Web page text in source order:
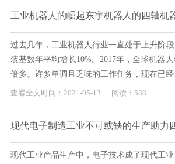
工业机器人的崛起东宇机器人的四轴机
过去几年，工业机器人行业一直处于上升阶
装基数年平均增长10%。2017年，全球机器
倍多。许多单调且乏味的工作任务，现在已
开始被用于处理更复杂、精确度要求更高的工
查看全文时间： 2021-05-13 阅读：588
现代电子制造工业不可或缺的生产助力
现代工业产品生产中，电子技术成了现代工